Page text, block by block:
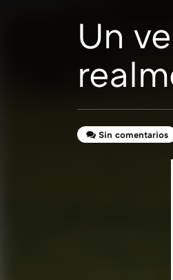
Un
Sin comentarios